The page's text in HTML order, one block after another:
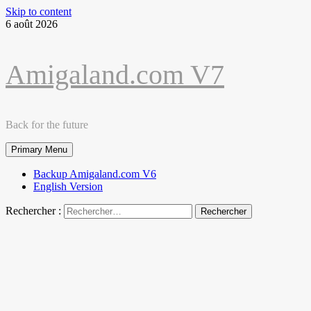
Skip to content
6 août 2026
Amigaland.com V7
Back for the future
Primary Menu
Backup Amigaland.com V6
English Version
Rechercher :